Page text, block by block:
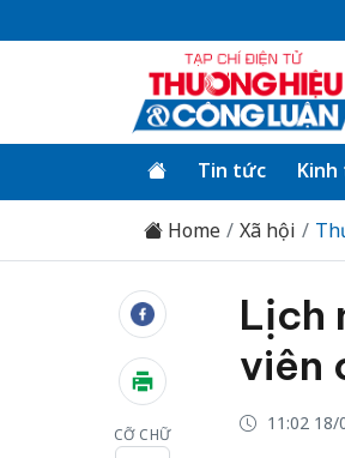
Tin tức Kinh
Home Xã hội
CỠ CHỮ
Lịch
viên
11:02 18/